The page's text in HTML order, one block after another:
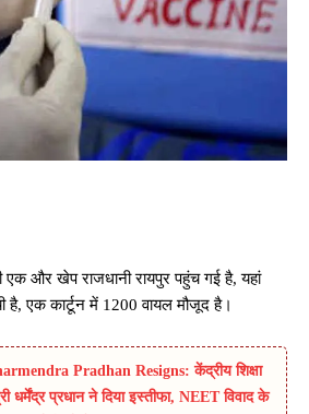
एक और खेप राजधानी रायपुर पहुंच गई है, यहां
है, एक कार्टून में 1200 वायल मौजूद है।
Pradhan Resigns: केंद्रीय शिक्षा
धर्मेंद्र प्रधान ने दिया इस्तीफा, NEET विवाद के